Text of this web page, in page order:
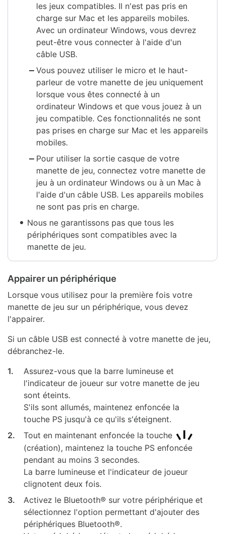
les jeux compatibles. Il n'est pas pris en
charge sur Mac et les appareils mobiles.
Avec un ordinateur Windows, vous devrez
peut-être vous connecter à l'aide d'un
câble USB.
Vous pouvez utiliser le micro et le haut-
parleur de votre manette de jeu uniquement
lorsque vous êtes connecté à un
ordinateur Windows et que vous jouez à un
jeu compatible. Ces fonctionnalités ne sont
pas prises en charge sur Mac et les appareils
mobiles.
Pour utiliser la sortie casque de votre
manette de jeu, connectez votre manette de
jeu à un ordinateur Windows ou à un Mac à
l'aide d'un câble USB. Les appareils mobiles
ne sont pas pris en charge.
Nous ne garantissons pas que tous les
périphériques sont compatibles avec la
manette de jeu.
Appairer un périphérique
Lorsque vous utilisez pour la première fois votre
manette de jeu sur un périphérique, vous devez
l'appairer.
Si un câble USB est connecté à votre manette de jeu,
débranchez-le.
1.
Assurez-vous que la barre lumineuse et
l'indicateur de joueur sur votre manette de jeu
sont éteints.
S'ils sont allumés, maintenez enfoncée la
touche PS jusqu'à ce qu'ils s'éteignent.
2.
Tout en maintenant enfoncée la touche
(création), maintenez la touche PS enfoncée
pendant au moins 3 secondes.
La barre lumineuse et l'indicateur de joueur
clignotent deux fois.
3.
Activez le Bluetooth® sur votre périphérique et
sélectionnez l'option permettant d'ajouter des
périphériques Bluetooth®.